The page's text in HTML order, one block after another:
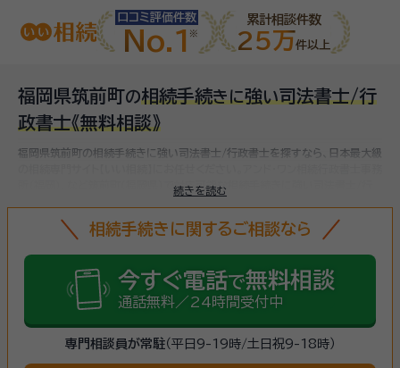
口コミ評価件数
No.1
累計相談件数
25万件以上
福岡県筑前町の相続手続き に強い司法書士/行
政書士《無料相談》
続きを読む
福岡県筑前町の相続手続きに強い司法書士/行政書士を探すなら、日本最大級
筑前町(福岡県)で対応可能な相続手続きに強い司法書士/行
ぐために必要な手続きです。相続人・相続財産の確認、遺言書の確認、遺産分
割協議、相続財産の名義変更、相続税の申告・納税（相続財産が基礎控除額を
相続手続きに関するご相談なら
今すぐ電話で無料相談
通話無料／24時間受付中
専門相談員が常駐（平日9-19時/土日祝9-18時）